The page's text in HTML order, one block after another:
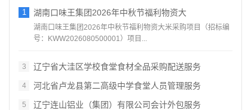
1 湖南口味王集团2026年中秋节福利物资大
湖南口味王集团2026年中秋节福利物资大米采购项目（招标编
号：KWW2026080500001）项目...
3 辽宁省大洼区学校食堂食材全品采购配送服务
4 河北省卢龙县第二高级中学食堂人员管理服务
5 辽宁连山铝业（集团）有限公司会计外包服务